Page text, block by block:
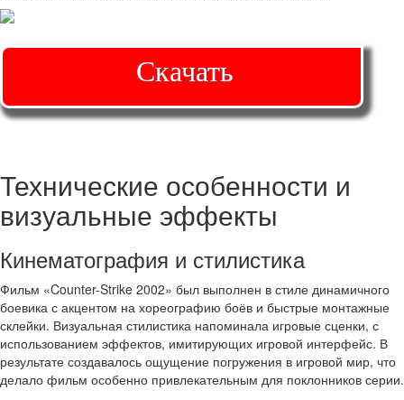
Скачать
Технические особенности и
визуальные эффекты
Кинематография и стилистика
Фильм «Counter-Strike 2002» был выполнен в стиле динамичного
боевика с акцентом на хореографию боёв и быстрые монтажные
склейки. Визуальная стилистика напоминала игровые сценки, с
использованием эффектов, имитирующих игровой интерфейс. В
результате создавалось ощущение погружения в игровой мир, что
делало фильм особенно привлекательным для поклонников серии.